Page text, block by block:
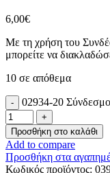
6,00€
Με τη χρήση του
μπορείτε να
10 σε απόθεμα
02934-20
Προσθήκη στο καλάθι
Add to compare
Προσθήκη στα
Κωδικός προϊόντος: